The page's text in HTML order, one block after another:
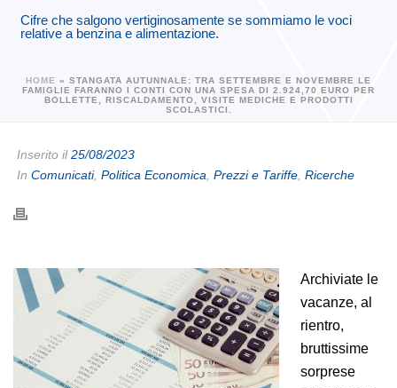
Cifre che salgono vertiginosamente se sommiamo le voci
relative a benzina e alimentazione.
HOME » STANGATA AUTUNNALE: TRA SETTEMBRE E NOVEMBRE LE
FAMIGLIE FARANNO I CONTI CON UNA SPESA DI 2.924,70 EURO PER
BOLLETTE, RISCALDAMENTO, VISITE MEDICHE E PRODOTTI
SCOLASTICI.
Inserito il25/08/2023
In Comunicati, Politica Economica Prezzi e Tariffe Ricerche
Archiviate le
vacanze, al
rientro,
bruttissime
sorprese